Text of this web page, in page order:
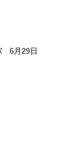
6月29日